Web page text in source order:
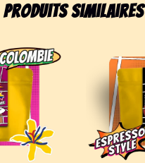
Produits similaires